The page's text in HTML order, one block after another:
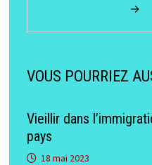
→
VOUS POURRIEZ
Vieillir dans
pays
18 mai 2023